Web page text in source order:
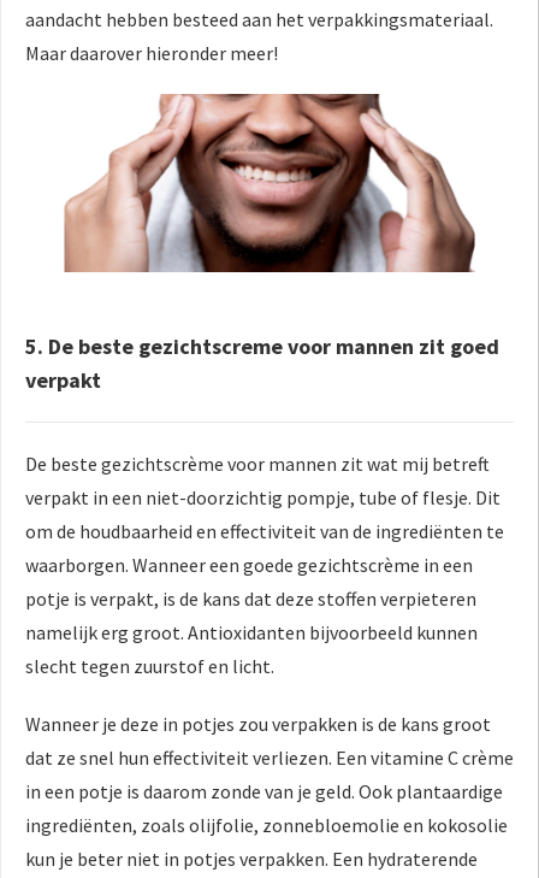
aandacht hebben besteed aan het verpakkingsmateriaal.
Maar daarover hieronder meer!
5. De beste gezichtscreme voor mannen zit goed
verpakt
De beste gezichtscrème voor mannen zit wat mij betreft
verpakt in een niet-doorzichtig pompje, tube of flesje. Dit
om de houdbaarheid en effectiviteit van de ingrediënten te
waarborgen. Wanneer een goede gezichtscrème in een
potje is verpakt, is de kans dat deze stoffen verpieteren
namelijk erg groot. Antioxidanten bijvoorbeeld kunnen
slecht tegen zuurstof en licht.
Wanneer je deze in potjes zou verpakken is de kans groot
dat ze snel hun effectiviteit verliezen. Een vitamine C crème
in een potje is daarom zonde van je geld. Ook plantaardige
ingrediënten, zoals olijfolie, zonnebloemolie en kokosolie
kun je beter niet in potjes verpakken. Een hydraterende